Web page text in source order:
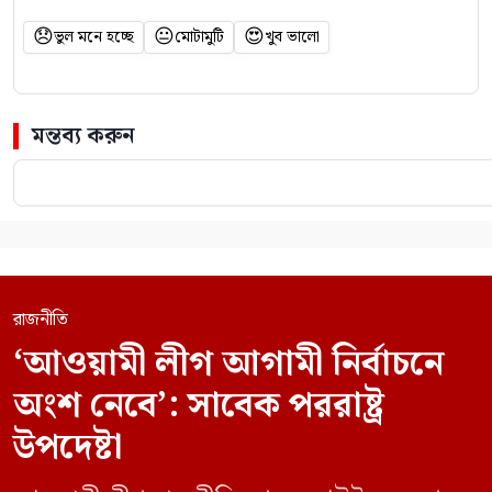
😞ভুল মনে হচ্ছে 😐মোটামুটি 😍খুব ভালো
মন্তব্য করুন
রাজনীতি
‘আওয়ামী লীগ আগামী নির্বাচনে
অংশ নেবে’: সাবেক পররাষ্ট্র
উপদেষ্টা